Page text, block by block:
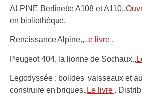
ALPINE Berlinette A108 et A110.,
en bibliothèque.
Renaissance Alpine., Le livre .
Peugeot 404, la lionne de Sochaux.,
Legodyssée ; bolides, vaisseaux et
construire en briques., Le livre .